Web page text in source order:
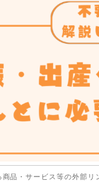
品・サービス等の外部リ